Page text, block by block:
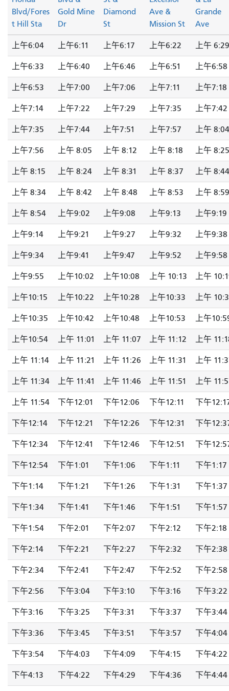
Blvd/Fores
t Hill Sta
Gold Mine
Dr
Diamond
St
Ave &
Mission St
Grande
Ave
上午6:04 上午6:11 上午6:17 上午6:22 上午 6:29
上午6:33 上午6:40 上午6:46 上午6:51 上午6:58
上午6:53 上午7:00 上午7:06 上午7:11 上午7:18
上午7:14 上午7:22 上午7:29 上午7:35 上午7:42
上午7:35 上午7:44 上午7:51 上午7:57 上午 8:04
上午7:56 上午 8:05 上午 8:12 上午 8:18 上午 8:25
上午 8:15 上午 8:24 上午 8:31 上午 8:37 上午 8:44
上午 8:34 上午 8:42 上午 8:48 上午 8:53 上午 8:59
上午 8:54 上午9:02 上午9:08 上午9:13 上午9:19
上午9:14 上午9:21 上午9:27 上午9:32 上午9:38
上午9:34 上午9:41 上午9:47 上午9:52 上午9:58
上午9:55 上午10:02 上午10:08 上午 10:13 上午
上午10:15 上午10:22 上午10:28 上午10:33 上午
上午10:35 上午10:42 上午10:48 上午10:53 上午
上午10:54 上午 11:01 上午 11:07 上午 11:12 上午
上午 11:14 上午 11:21 上午 11:26 上午 11:31 上午
上午 11:34 上午 11:41 上午 11:46 上午 11:51 上午
上午 11:54 下午12:01 下午12:06 下午12:11 下午
下午12:14 下午12:21 下午12:26 下午12:31 下午
下午12:34 下午12:41 下午12:46 下午12:51 下午
下午12:54 下午1:01 下午1:06 下午1:11 下午1:17
下午1:14 下午1:21 下午1:26 下午1:31 下午1:37
下午1:34 下午1:41 下午1:46 下午1:51 下午1:57
下午1:54 下午2:01 下午2:07 下午2:12 下午2:18
下午2:14 下午2:21 下午2:27 下午2:32 下午2:38
下午2:34 下午2:41 下午2:47 下午2:52 下午2:58
下午2:56 下午3:04 下午3:10 下午3:16 下午3:22
下午3:16 下午3:25 下午3:31 下午3:37 下午3:44
下午3:36 下午3:45 下午3:51 下午3:57 下午4:04
下午3:54 下午4:03 下午4:09 下午4:15 下午4:22
下午4:13 下午4:22 下午4:29 下午4:36 下午4:44